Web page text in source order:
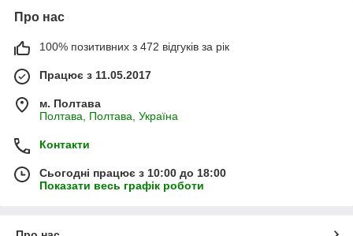
Про нас
100% позитивних з 472 відгуків за рік
Працює з 11.05.2017
м. Полтава
Полтава, Полтава, Україна
Контакти
Сьогодні працює з 10:00 до 18:00
Показати весь графік роботи